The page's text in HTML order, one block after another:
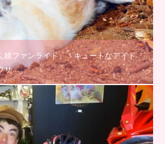
娘ファンライド』！キュートなアイド
サ…